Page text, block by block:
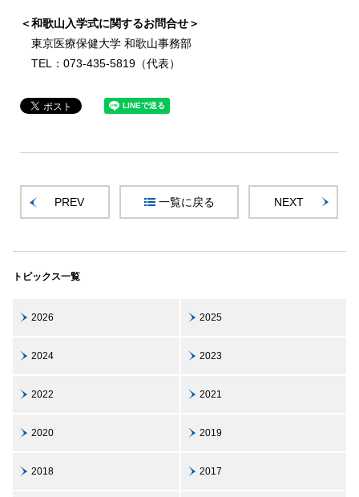
＜和歌山入学式に関するお問合せ＞
東京医療保健大学 和歌山事務部
TEL：073-435-5819（代表）
PREV 一覧に戻る NEXT
トピックス一覧
2026 2025
2024 2023
2022 2021
2020 2019
2018 2017